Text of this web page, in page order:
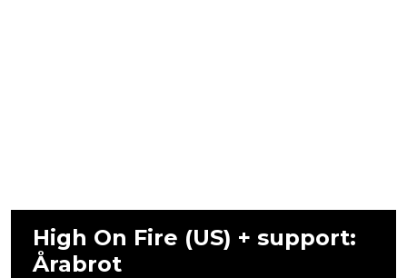
High On Fire (US) + support:
Årabrot